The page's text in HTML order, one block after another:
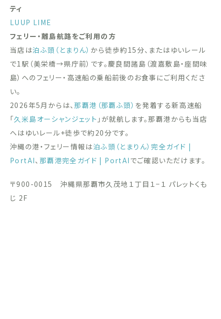
ティ
LUUP LIME
フェリー・離島航路をご利用の方
当店は泊ふ頭（とまりん） から徒歩約15分、またはゆいレール
で1駅（美栄橋→県庁前）です。慶良間諸島（渡嘉敷島・座間味
島）へのフェリー・高速船の乗船前後のお食事にご利用くださ
い。
2026年5月からは、那覇港（那覇ふ頭） を発着する新高速船
「久米島オーシャンジェット 」が就航します。那覇港からも当店
へはゆいレール+徒歩で約20分です。
沖縄の港・フェリー情報は泊ふ頭（とまりん）完全ガイド |
PortAI、 那覇港完全ガイド | PortAI でご確認いただけます。
〒900-0015 沖縄県那覇市久茂地１丁目１−１ パレットくも
じ 2F